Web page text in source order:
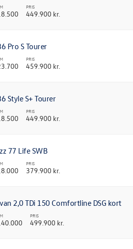
PRIS
449.900 kr.
Pro S Tourer
PRIS
459.900 kr.
Style S+ Tourer
PRIS
449.900 kr.
77 Life SWB
PRIS
379.900 kr.
2,0 TDi 150 Comfortline DSG kort
PRIS
499.900 kr.